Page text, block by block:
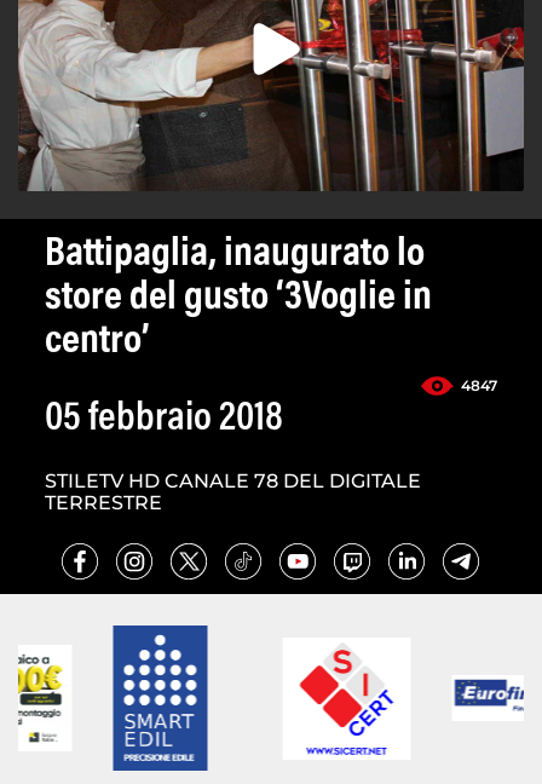
Battipaglia, inaugurato lo
store del gusto ‘3Voglie in
centro’
4847
05 febbraio 2018
STILETV HD CANALE 78 DEL DIGITALE
TERRESTRE